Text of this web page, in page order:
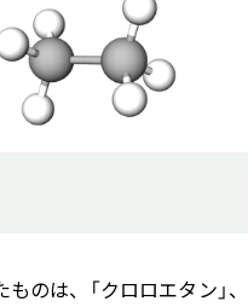
のは、「クロロエタン」、